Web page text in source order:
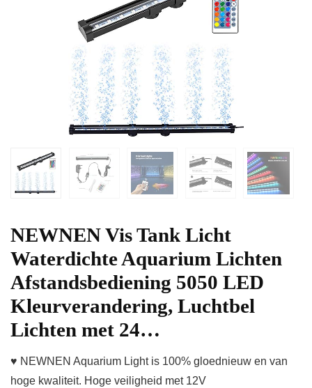
NEWNEN Vis Tank Licht
Waterdichte Aquarium Lichten
Afstandsbediening 5050 LED
Kleurverandering, Luchtbel
Lichten met 24…
♥ NEWNEN Aquarium Light is 100% gloednieuw en van
hoge kwaliteit. Hoge veiligheid met 12V